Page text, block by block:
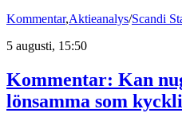
Kommentar,Aktieanalys/Scandi
5 augusti, 15:50
Kommentar: Kan
lönsamma som